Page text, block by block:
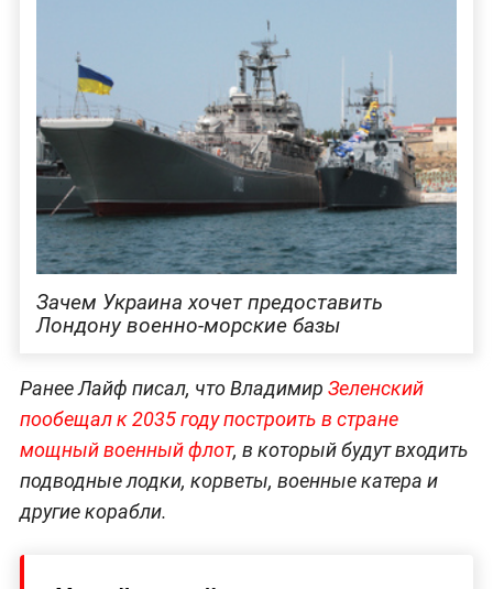
Зачем Украина хочет предоставить
Лондону военно-морские базы
Ранее Лайф писал, что Владимир Зеленский
пообещал к 2035 году построить в стране
мощный военный флот, в который будут входить
подводные лодки, корветы, военные катера и
другие корабли.